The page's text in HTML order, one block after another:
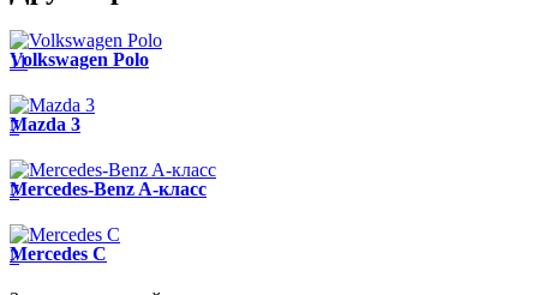
11
Volkswagen Polo
7
Mazda 3
7
Mercedes-Benz A-класс
2
Mercedes C